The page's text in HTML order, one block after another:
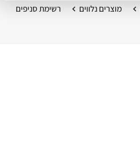
מוצרים נלווים רשימת סניפים